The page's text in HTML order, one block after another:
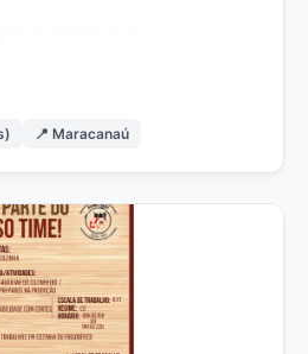
📍 Maracanaú